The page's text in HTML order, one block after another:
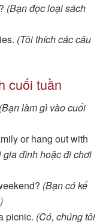
(Bạn đọc loại sách
(Tôi thích các câu
cuối tuần
(Bạn làm gì vào cuối
or hang out with
gia đình hoặc đi chơi
(Bạn có kế
picnic. (Có, chúng tôi